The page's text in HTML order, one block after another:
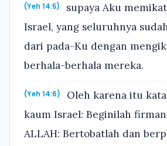
(Yeh 14:5)
supaya Aku
Israel, yang seluruhnya
dari pada-Ku dengan
berhala-berhala mereka.
(Yeh 14:6)
Oleh karena itu
kaum Israel: Beginilah
ALLAH: Bertobatlah dan